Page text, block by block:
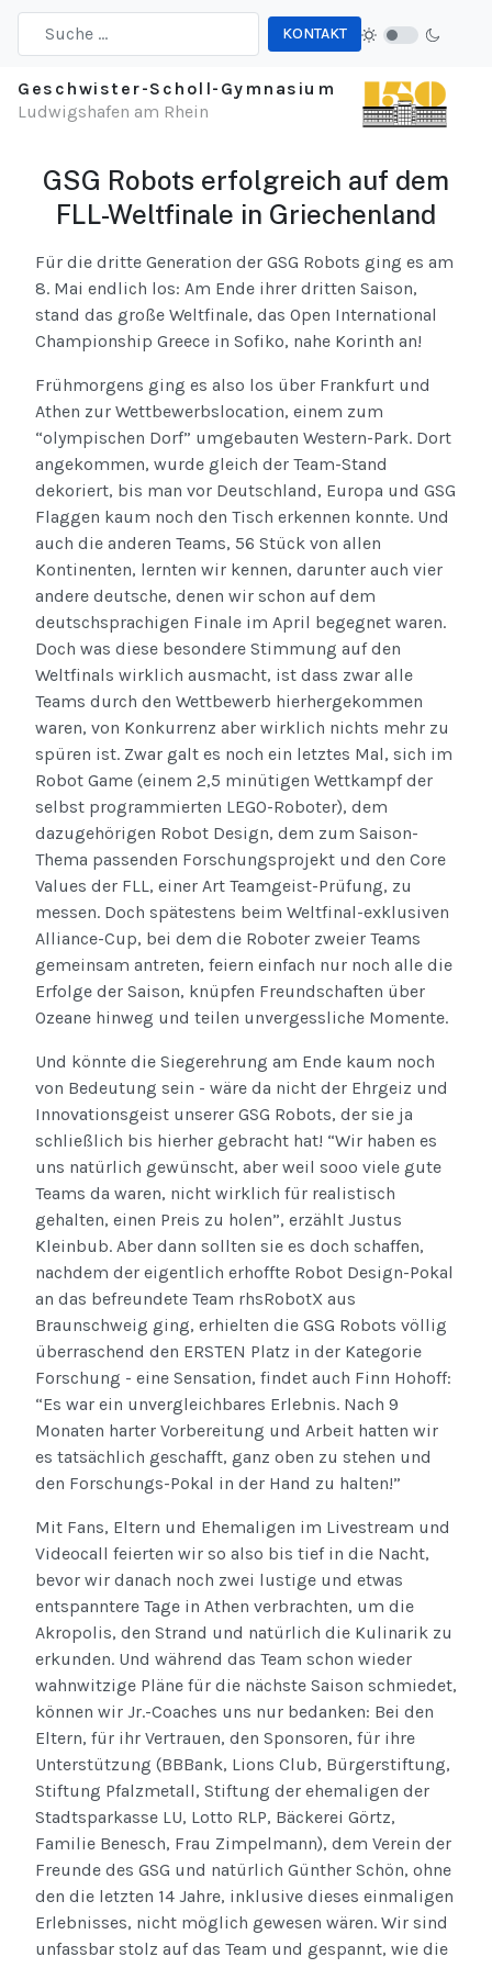
KONTAKT
Geschwister-Scholl-Gymnasium
Ludwigshafen am Rhein
GSG Robots erfolgreich auf dem
FLL-Weltfinale in Griechenland
Für die dritte Generation der GSG Robots ging es am
8. Mai endlich los: Am Ende ihrer dritten Saison,
stand das große Weltfinale, das Open International
Championship Greece in Sofiko, nahe Korinth an!
Frühmorgens ging es also los über Frankfurt und
Athen zur Wettbewerbslocation, einem zum
“olympischen Dorf” umgebauten Western-Park. Dort
angekommen, wurde gleich der Team-Stand
dekoriert, bis man vor Deutschland, Europa und GSG
Flaggen kaum noch den Tisch erkennen konnte. Und
auch die anderen Teams, 56 Stück von allen
Kontinenten, lernten wir kennen, darunter auch vier
andere deutsche, denen wir schon auf dem
deutschsprachigen Finale im April begegnet waren.
Doch was diese besondere Stimmung auf den
Weltfinals wirklich ausmacht, ist dass zwar alle
Teams durch den Wettbewerb hierhergekommen
waren, von Konkurrenz aber wirklich nichts mehr zu
spüren ist. Zwar galt es noch ein letztes Mal, sich im
Robot Game (einem 2,5 minütigen Wettkampf der
selbst programmierten LEGO-Roboter), dem
dazugehörigen Robot Design, dem zum Saison-
Thema passenden Forschungsprojekt und den Core
Values der FLL, einer Art Teamgeist-Prüfung, zu
messen. Doch spätestens beim Weltfinal-exklusiven
Alliance-Cup, bei dem die Roboter zweier Teams
gemeinsam antreten, feiern einfach nur noch alle die
Erfolge der Saison, knüpfen Freundschaften über
Ozeane hinweg und teilen unvergessliche Momente.
Und könnte die Siegerehrung am Ende kaum noch
von Bedeutung sein - wäre da nicht der Ehrgeiz und
Innovationsgeist unserer GSG Robots, der sie ja
schließlich bis hierher gebracht hat! “Wir haben es
uns natürlich gewünscht, aber weil sooo viele gute
Teams da waren, nicht wirklich für realistisch
gehalten, einen Preis zu holen”, erzählt Justus
Kleinbub. Aber dann sollten sie es doch schaffen,
nachdem der eigentlich erhoffte Robot Design-Pokal
an das befreundete Team rhsRobotX aus
Braunschweig ging, erhielten die GSG Robots völlig
überraschend den ERSTEN Platz in der Kategorie
Forschung - eine Sensation, findet auch Finn Hohoff:
“Es war ein unvergleichbares Erlebnis. Nach 9
Monaten harter Vorbereitung und Arbeit hatten wir
es tatsächlich geschafft, ganz oben zu stehen und
den Forschungs-Pokal in der Hand zu halten!”
Mit Fans, Eltern und Ehemaligen im Livestream und
Videocall feierten wir so also bis tief in die Nacht,
bevor wir danach noch zwei lustige und etwas
entspanntere Tage in Athen verbrachten, um die
Akropolis, den Strand und natürlich die Kulinarik zu
erkunden. Und während das Team schon wieder
wahnwitzige Pläne für die nächste Saison schmiedet,
können wir Jr.-Coaches uns nur bedanken: Bei den
Eltern, für ihr Vertrauen, den Sponsoren, für ihre
Unterstützung (BBBank, Lions Club, Bürgerstiftung,
Stiftung Pfalzmetall, Stiftung der ehemaligen der
Stadtsparkasse LU, Lotto RLP, Bäckerei Görtz,
Familie Benesch, Frau Zimpelmann), dem Verein der
Freunde des GSG und natürlich Günther Schön, ohne
den die letzten 14 Jahre, inklusive dieses einmaligen
Erlebnisses, nicht möglich gewesen wären. Wir sind
unfassbar stolz auf das Team und gespannt, wie die